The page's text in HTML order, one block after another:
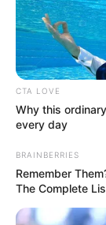
ΤΟ ΦΩΣ ΗΡΘΕ
CTA LOVE
Why this
every day
BRAINBERRIES
Remember
The Complete